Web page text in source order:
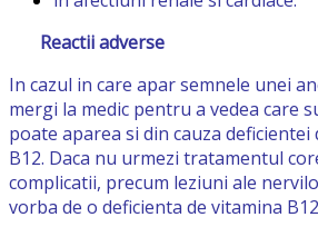
Reactii adverse
In cazul in care apar semnele unei
mergi la medic pentru a vedea care
poate aparea si din cauza deficientei
B12. Daca nu urmezi tratamentul
complicatii, precum leziuni ale
vorba de o deficienta de vitamina